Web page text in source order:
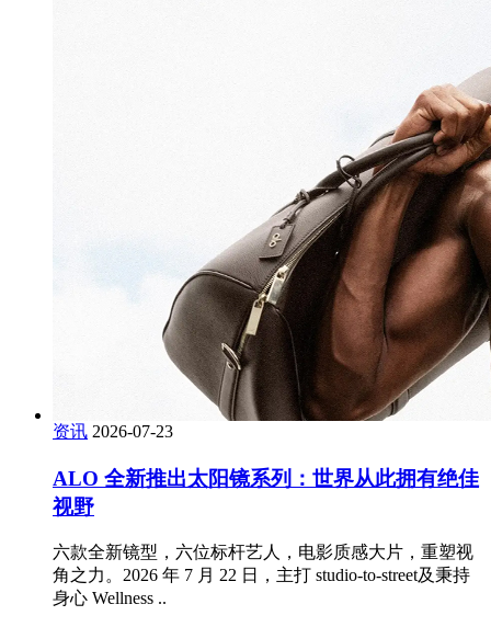
资讯 2026-07-23
ALO 全新推出太阳镜系列：世界从此拥有绝佳
视野
六款全新镜型，六位标杆艺人，电影质感大片，重塑视
角之力。2026 年 7 月 22 日，主打 studio-to-street及秉持
身心 Wellness ..